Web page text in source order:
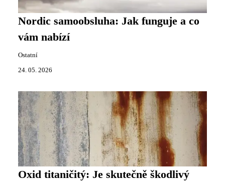
Nordic samoobsluha: Jak funguje a co
vám nabízí
Ostatní
24. 05. 2026
Oxid titaničitý: Je skutečně škodlivý